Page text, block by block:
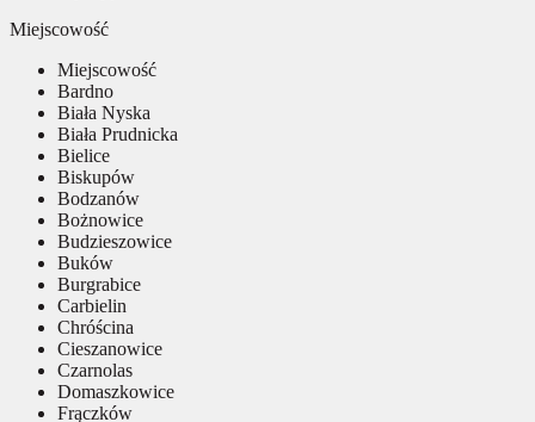
Miejscowość
Miejscowość
Bardno
Biała Nyska
Biała Prudnicka
Bielice
Biskupów
Bodzanów
Bożnowice
Budzieszowice
Buków
Burgrabice
Carbielin
Chróścina
Cieszanowice
Czarnolas
Domaszkowice
Frączków